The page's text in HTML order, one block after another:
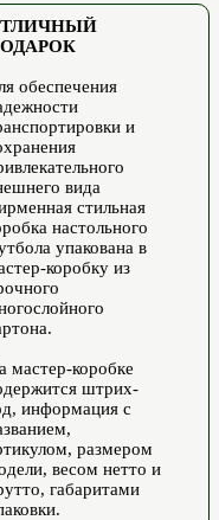
обеспечения
и
вида
стильная
настольного
упакована в
коробку из
мастер-коробке
штрих-
информация с
размером
весом нетто и
габаритами